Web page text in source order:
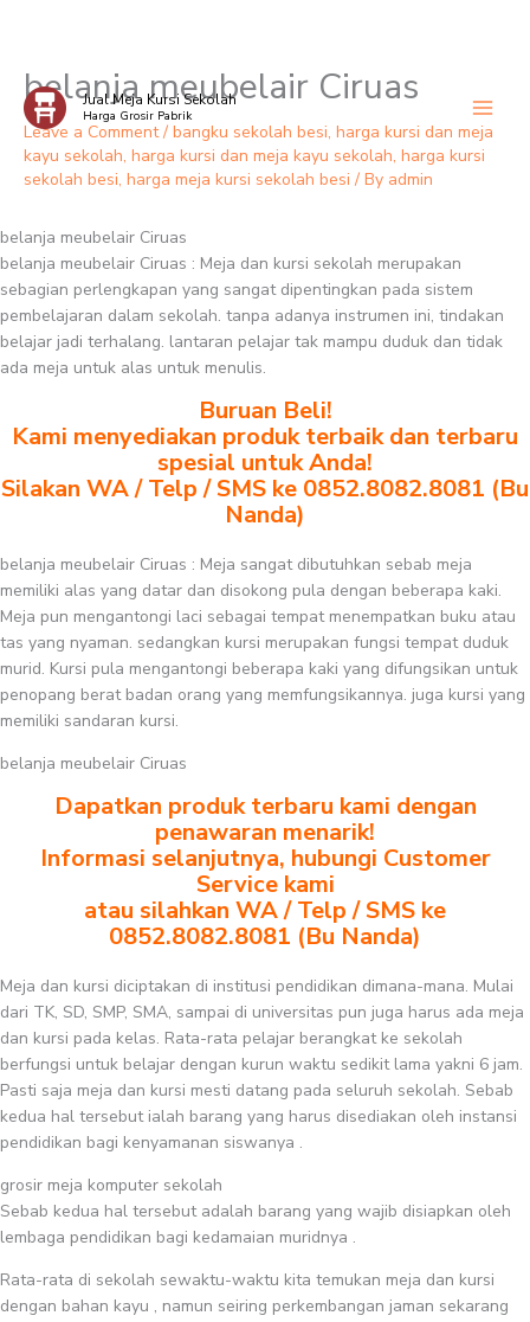
Skip
content
Jual Meja Kursi Sekolah
Harga Grosir Pabrik
belanja meubelair Ciruas
Leave a Comment / bangku sekolah besi, harga kursi dan meja
kayu sekolah, harga kursi dan meja kayu sekolah, harga kursi
sekolah besi, harga meja kursi sekolah besi / By admin
belanja meubelair Ciruas
belanja meubelair Ciruas : Meja dan kursi sekolah merupakan
sebagian perlengkapan yang sangat dipentingkan pada sistem
pembelajaran dalam sekolah. tanpa adanya instrumen ini, tindakan
belajar jadi terhalang. lantaran pelajar tak mampu duduk dan tidak
ada meja untuk alas untuk menulis.
Buruan Beli!
Kami menyediakan produk terbaik dan terbaru
spesial untuk Anda!
Silakan WA / Telp / SMS ke 0852.8082.8081 (Bu
Nanda)
belanja meubelair Ciruas : Meja sangat dibutuhkan sebab meja
memiliki alas yang datar dan disokong pula dengan beberapa kaki.
Meja pun mengantongi laci sebagai tempat menempatkan buku atau
tas yang nyaman. sedangkan kursi merupakan fungsi tempat duduk
murid. Kursi pula mengantongi beberapa kaki yang difungsikan untuk
penopang berat badan orang yang memfungsikannya. juga kursi yang
memiliki sandaran kursi.
belanja meubelair Ciruas
Dapatkan produk terbaru kami dengan
penawaran menarik!
Informasi selanjutnya, hubungi Customer
Service kami
atau silahkan WA / Telp / SMS ke
0852.8082.8081 (Bu Nanda)
Meja dan kursi diciptakan di institusi pendidikan dimana-mana. Mulai
dari TK, SD, SMP, SMA, sampai di universitas pun juga harus ada meja
dan kursi pada kelas. Rata-rata pelajar berangkat ke sekolah
berfungsi untuk belajar dengan kurun waktu sedikit lama yakni 6 jam.
Pasti saja meja dan kursi mesti datang pada seluruh sekolah. Sebab
kedua hal tersebut ialah barang yang harus disediakan oleh instansi
pendidikan bagi kenyamanan siswanya .
grosir meja komputer sekolah
Sebab kedua hal tersebut adalah barang yang wajib disiapkan oleh
lembaga pendidikan bagi kedamaian muridnya .
Rata-rata di sekolah sewaktu-waktu kita temukan meja dan kursi
dengan bahan kayu , namun seiring perkembangan jaman sekarang